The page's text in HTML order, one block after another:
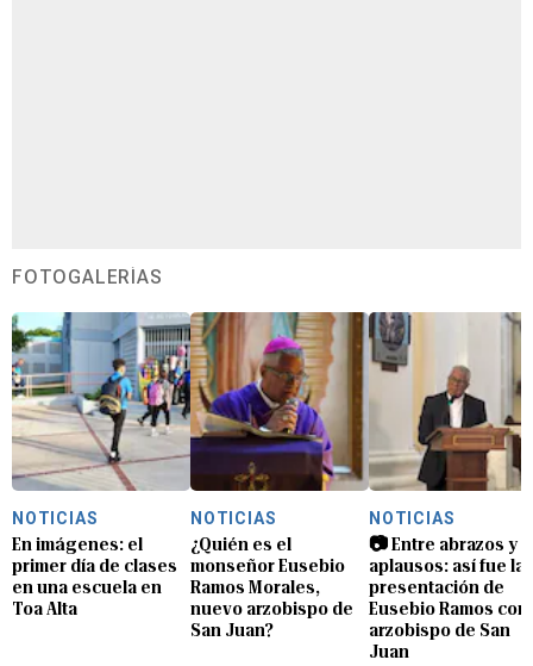
FOTOGALERÍAS
NOTICIAS
En imágenes: el
primer día de clases
en una escuela en
Toa Alta
NOTICIAS
¿Quién es el
monseñor Eusebio
Ramos Morales,
nuevo arzobispo de
San Juan?
NOTICIAS
📷 Entre abrazos y
aplausos: así fue la
presentación de
Eusebio Ramos
arzobispo de San
Juan